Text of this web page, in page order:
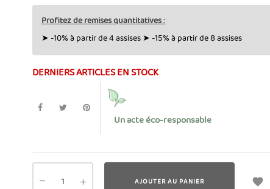
Profitez de remises quantitatives :
➤ -10% à partir de 4 assises ➤ -15% à partir de 8 assises
DERNIERS ARTICLES EN STOCK
Un acte éco-responsable
AJOUTER AU PANIER 